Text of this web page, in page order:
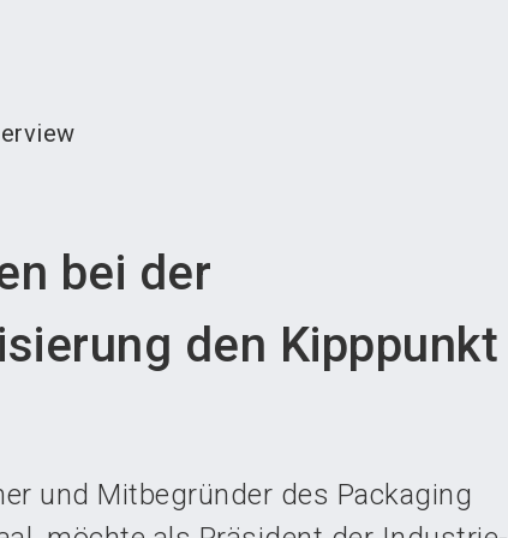
bei der
den Kipppunkt
und Mitbegründer des Packaging